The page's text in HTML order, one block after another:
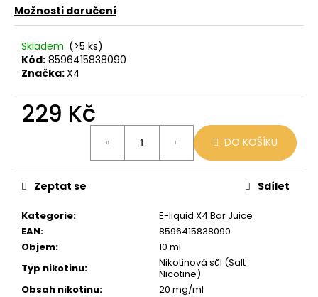
Možnosti doručení
Skladem (>5 ks)
Kód: 8596415838090
Značka:X4
229 Kč
DO KOŠÍKU
Kategorie:
E-liquid X4 Bar Juice
EAN:
8596415838090
Objem:
10 ml
Typ nikotinu:
Nikotinová sůl (Salt
Nicotine)
Obsah nikotinu:
20 mg/ml
Zeptat se Sdílet
u
č
u
e
COLA-
Kč
Původně:
169
Kč